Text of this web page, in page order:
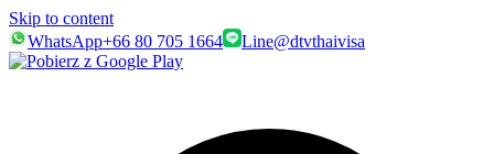
Skip to content
WhatsApp+66 80 705 1664 Line@dtvthaivisa